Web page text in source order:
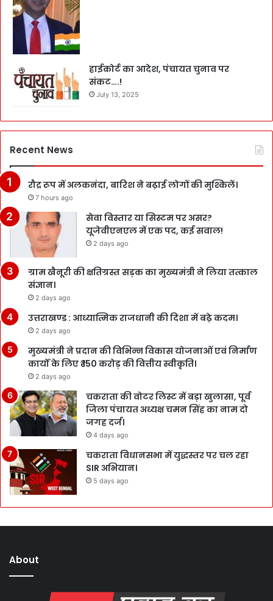
हाईकोर्ट का आदेश, पंचायत चुनाव पर
संकट….!
July 13, 2025
Recent News
रौद्र रूप में अलकनंदा, बारिश ने बढ़ाई लोगों की मुश्किलें।
7 hours ago
सेवा विस्तार या सिस्टम पर असर?
यूजेवीएनएल में एक पद, कई सवाल!
2 days ago
ग्राम खैनूरी की क्षतिग्रस्त सड़क का मुख्यमंत्री ने लिया तत्काल
संज्ञान।
2 days ago
उत्तराखण्ड : आध्यात्मिक राजधानी की दिशा में बढ़े कदम।
2 days ago
मुख्यमंत्री ने प्रदान की विभिन्न विकास योजनाओं एवं निर्माण
कार्यों के लिए ₹ 150 करोड़ की वित्तीय स्वीकृति।
2 days ago
चकराता की वोटर लिस्ट में बड़ा खुलासा, पूर्व
जिला पंचायत अध्यक्ष चमन सिंह का नाम दो
जगह दर्ज।
4 days ago
चकराता विधानसभा में युद्धस्तर पर चल रहा
SIR अभियान।
5 days ago
About